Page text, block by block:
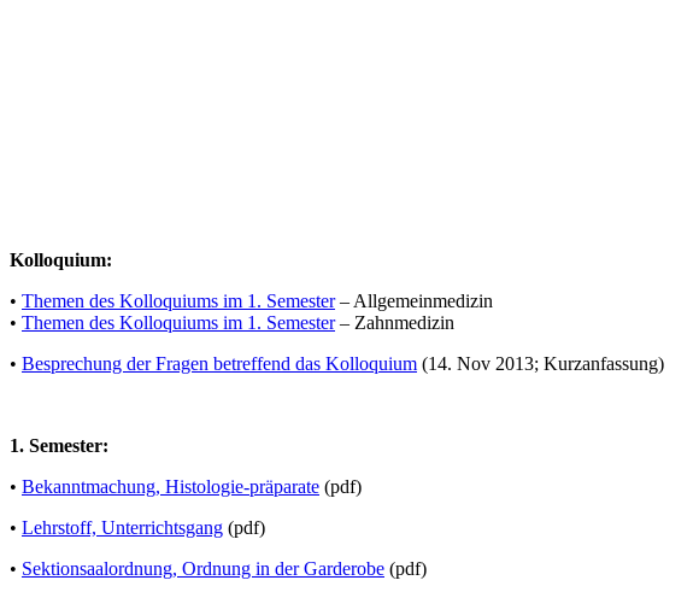
Kolloquium:
• Themen des Kolloquiums im 1. Semester– Allgemeinmedizin
• Themen des Kolloquiums im 1. Semester– Zahnmedizin
• Besprechung der Fragen betreffend das Kolloquium (14. Nov 2013; Kurzanfassung)
1. Semester:
• Bekanntmachung, Histologie-präparate (pdf)
• Lehrstoff, Unterrichtsgang (pdf)
• Sektionsaalordnung, Ordnung in der Garderobe (pdf)